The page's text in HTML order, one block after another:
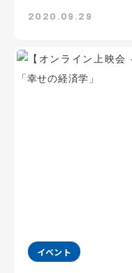
2020.09.29
イベント